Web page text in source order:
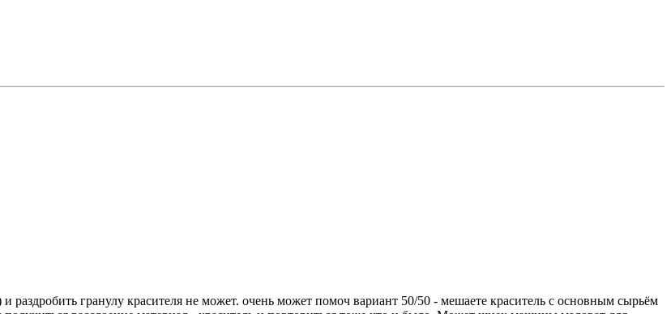
раздробить гранулу красителя не может. очень может помоч вариант 50/50 - мешаете краситель с основным сырьём